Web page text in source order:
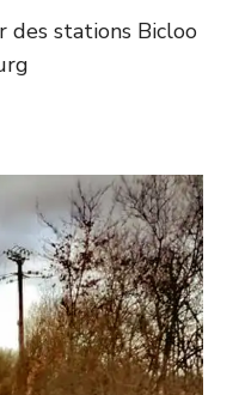
des stations Bicloo